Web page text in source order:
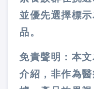
並優先選擇標
品。
免責聲明：本
介紹，非作為